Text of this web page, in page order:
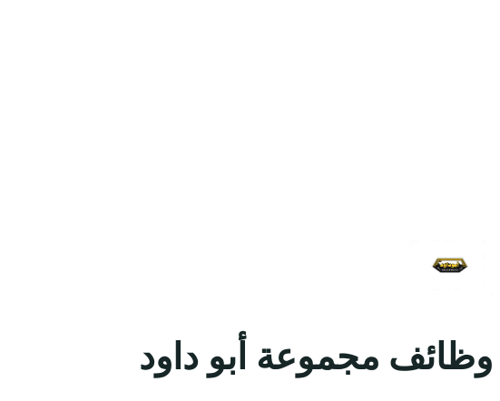
وظائف مجموعة أبو داود